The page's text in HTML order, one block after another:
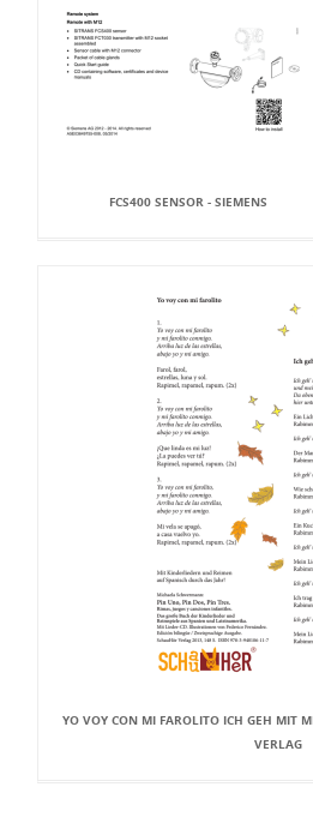
FCS400 SENSOR - SIEMENS
YO VOY CON MI FAROLITO ICH GEH MIT
VERLAG